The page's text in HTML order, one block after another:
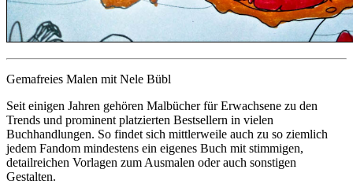
Gemafreies Malen mit Nele Bübl
Seit einigen Jahren gehören Malbücher für Erwachsene zu den
Trends und prominent platzierten Bestsellern in vielen
Buchhandlungen. So findet sich mittlerweile auch zu so ziemlich
jedem Fandom mindestens ein eigenes Buch mit stimmigen,
detailreichen Vorlagen zum Ausmalen oder auch sonstigen
Gestalten.